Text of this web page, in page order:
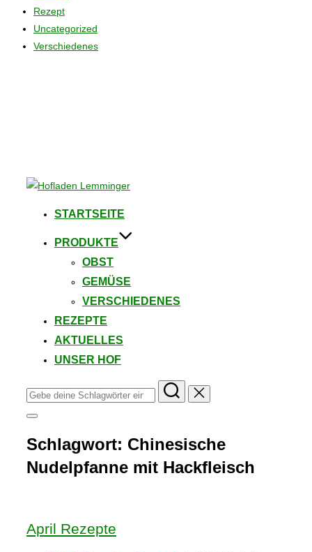
Rezept
Uncategorized
Verschiedenes
Zum
springen
STARTSEITE
PRODUKTE
OBST
GEMÜSE
VERSCHIEDENES
REZEPTE
AKTUELLES
UNSER HOF
Suchen
nach:
Seitenleiste
Navigation
umschalten
Schlagwort: Chinesische
Nudelpfanne mit Hackfleisch
April Rezepte